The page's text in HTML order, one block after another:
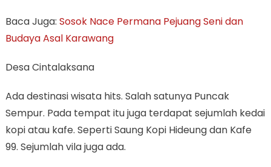
Baca Juga: Sosok Nace Permana Pejuang Seni dan
Budaya Asal Karawang
Desa Cintalaksana
Ada destinasi wisata hits. Salah satunya Puncak
Sempur. Pada tempat itu juga terdapat sejumlah kedai
kopi atau kafe. Seperti Saung Kopi Hideung dan Kafe
99. Sejumlah vila juga ada.